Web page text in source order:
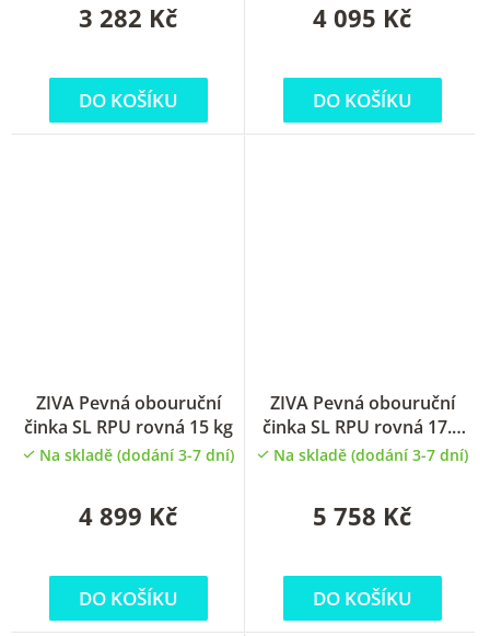
3 282 Kč
DO KOŠÍKU
4 095 Kč
DO KOŠÍKU
ZIVA Pevná obouruční
činka SL RPU rovná 15 kg
Na skladě (dodání 3-7 dní)
4 899 Kč
DO KOŠÍKU
ZIVA Pevná obouruční
činka SL RPU rovná 17.5
kg
Na skladě (dodání 3-7 dní)
5 758 Kč
DO KOŠÍKU